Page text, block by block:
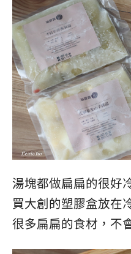
湯塊都做扁扁的很好
買大創的塑膠盒放在
很多扁扁的食材，不